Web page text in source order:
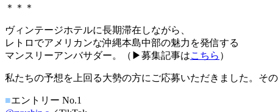
＊＊＊
ヴィンテージホテルに長期滞在しながら、
レトロでアメリカンな沖縄本島中部の魅力を発信する
マンスリーアンバサダー。（▶︎募集記事はこちら ）
私たちの予想を上回る大勢の方にご応募いただきました。そ
■エントリー No.1